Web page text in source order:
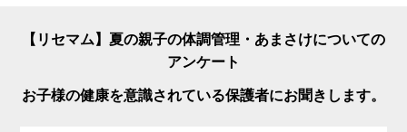
【リセマム】夏の親子の体調管理・あまさけについての
アンケート
お子様の健康を意識されている保護者にお聞きします。